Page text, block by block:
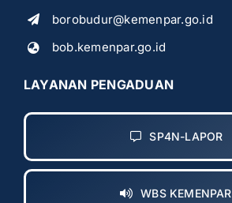
borobudur@kemenpar.go.id
bob.kemenpar.go.id
LAYANAN PENGADUAN
SP4N-LAPOR
WBS KEMENPAR